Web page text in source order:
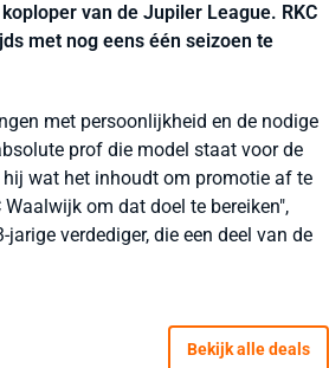
van de Jupiler League. RKC
met nog eens één seizoen te
met persoonlijkheid en de nodige
prof die model staat voor de
hij wat het inhoudt om promotie af te
om dat doel te bereiken",
verdediger, die een deel van de
Bekijk alle deals